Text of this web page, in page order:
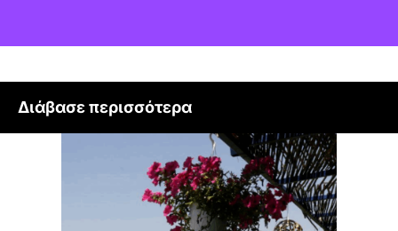
Διάβασε περισσότερα